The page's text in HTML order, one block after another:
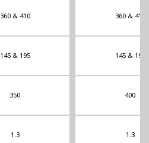
360 & 410
145 & 195
350
1.3
360 & 410
145 & 195
400
1.3